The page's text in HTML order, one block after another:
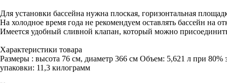
Для установки бассейна нужна плоская, горизонтальная
На холодное время года не рекомендуем оставлять бассейн на
Имеется удобный сливной клапан, который можно
Характеристики товара
Размеры : высота 76 см, диаметр 366 см Объем: 5,621 л при
упаковки: 11,3 килограмм